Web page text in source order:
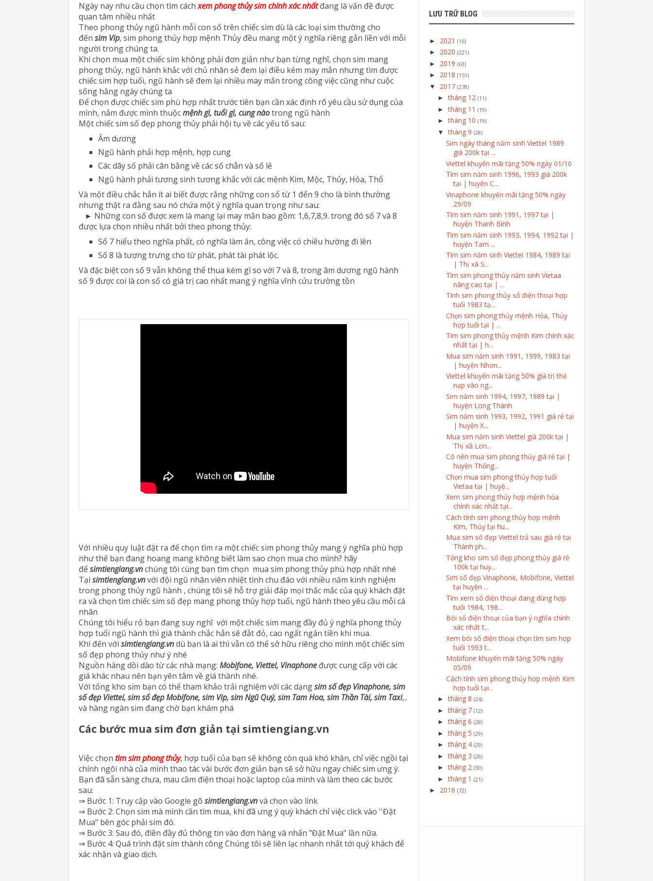
Ngày nay nhu cầu chọn tìm cáchxem phong thủy sim chính xác nhấtđang là vấn đề được
quan tâm nhiều nhất
Theo phong thủy ngũ hành mỗi con số trên chiếc sim dù là các loại sim thường cho
đến sim Vip, sim phong thủy hợp mệnh Thủy đều mang một ý nghĩa riêng gắn liền với mỗi
người trong chúng ta.
Khi chọn mua một chiếc sim không phải đơn giản như bạn từng nghĩ, chọn sim mang
phong thủy, ngũ hành khắc với chủ nhân sẻ đem lại điều kém may mắn nhưng tìm được
chiếc sim hợp tuổi, ngũ hành sẽ đem lại nhiều may mắn trong công việc cũng như cuộc
sống hằng ngày chúng ta
Để chọn được chiếc sim phù hợp nhất trước tiên bạn cần xác định rõ yêu cầu sử dụng của
mình, nắm được mình thuộcmệnh gì, tuổi gì, cung nàotrong ngũ hành
Một chiếc sim số đẹp phong thủy phải hội tụ về các yếu tố sau:
Âm dương
Ngũ hành phải hợp mệnh, hợp cung
Các dãy số phải cân bằng về các số chẵn và số lẻ
Ngũ hành phải tương sinh tương khắc với các mệnh Kim, Mộc, Thủy, Hỏa, Thổ
Và một điều chắc hẳn ít ai biết được rằng những con số từ 1 đến 9 cho là bình thường
nhưng thật ra đằng sau nó chứa một ý nghĩa quan trọng như sau:
► Những con số được xem là mang lại may mắn bao gồm: 1,6,7,8,9. trong đó số 7 và 8
được lựa chọn nhiều nhất bởi theo phong thủy:
Số 7 hiểu theo nghĩa phất, có nghĩa làm ăn, công việc có chiều hướng đi lên
Số 8 là tượng trưng cho từ phát, phát tài phát lộc.
Và đặc biệt con số 9 vẫn không thể thua kém gì so với 7 và 8, trong âm dương ngũ hành
số 9 được coi là con số có giá trị cao nhất mang ý nghĩa vĩnh cửu trường tồn
Với nhiều quy luật đặt ra để chọn tìm ra một chiếc sim phong thủy mang ý nghĩa phù hợp
như thế bạn đang hoang mang không biết làm sao chọn mua cho mình? hãy
đểsimtiengiang.vnchúng tôi cùng bạn tìm chọn mua sim phong thủy phù hợp nhất nhé
Tại simtiengiang.vnvới đội ngũ nhân viên nhiệt tình chu đáo với nhiều năm kinh nghiệm
trong phong thủy ngũ hành , chúng tôi sẽ hỗ trợ giải đáp mọi thắc mắc của quý khách đặt
ra và chọn tìm chiếc sim số đẹp mang phong thủy hợp tuổi, ngũ hành theo yêu cầu mỗi cá
nhân
Chúng tôi hiểu rỏ bạn đang suy nghĩ với một chiếc sim mang đầy đủ ý nghĩa phong thủy
hợp tuổi ngũ hành thì giá thành chắc hẳn sẽ đắt đỏ, cao ngất ngán tiền khi mua.
Khi đến với simtiengiang.vndù bạn là ai thì vẫn có thể sở hữu riêng cho mình một chiếc sim
số đẹp phong thủy như ý nhé
Nguồn hàng dồi dào từ các nhà mạng: Mobifone, Viettel, Vinaphone được cung cấp với các
giá khác nhau nên bạn yên tâm về giá thành nhé.
Với tổng kho sim bạn có thể tham khảo trải nghiệm với các dạngsim số đẹp Vinaphone, sim
số đẹp Viettel, sim số đẹp Mobifone, sim Vip, sim Ngũ Quý, sim Tam Hoa, sim Thần Tài, sim Taxi,..
và hàng ngàn sim đang chờ bạn khám phá
Các bước mua sim đơn giản tại simtiengiang.vn
Việc chọn tìm sim phong thủy, hợp tuổi của bạn sẽ không còn quá khó khăn, chỉ việc ngồi tại
chính ngôi nhà của mình thao tác vài bước đơn giản bạn sẽ sở hữu ngay chiếc sim ưng ý.
Bạn đã sẵn sàng chưa, mau cầm điện thoại hoặc laptop của mình và làm theo các bước
sau:
⇒ Bước 1: Truy cập vào Google gõ simtiengiang.vnvà chọn vào link
⇒ Bước 2: Chọn sim mà mình cần tìm mua, khi đã ưng ý quý khách chỉ việc click vào ''Đặt
Mua" bên góc phải sim đó.
⇒ Bước 3: Sau đó, điền đầy đủ thông tin vào đơn hàng và nhấn "Đặt Mua" lần nữa.
⇒ Bước 4: Quá trình đặt sim thành công Chúng tôi sẽ liên lạc nhanh nhất tới quý khách để
xác nhận và giao dịch.
LƯU TRỮ BLOG
► 2021 (16)
► 2020 (221)
► 2019 (63)
► 2018 (151)
▼ 2017 (278)
►tháng 12 (11)
►tháng 11 (19)
►tháng 10 (19)
▼tháng 9 (28)
Sim ngày tháng năm sinh Viettel 1989
giá 200k tại ...
Viettel khuyến mãi tặng 50% ngày 01/10
Tìm sim năm sinh 1996, 1993 giá 200k
tại | huyện C...
Vinaphone khuyến mãi tặng 50% ngày
29/09
Tìm sim năm sinh 1991, 1997 tại |
huyện Thanh Bình
Tìm sim năm sinh 1993, 1994, 1992 tại |
huyện Tam ...
Tìm sim năm sinh Viettel 1984, 1989 tại
| Thị xã S...
Tìm sim phong thủy năm sinh Vietaa
nâng cao tại | ...
Tính sim phong thủy số điện thoại hợp
tuổi 1983 tạ...
Chọn sim phong thủy mệnh Hỏa, Thủy
hợp tuổi tại | ...
Tìm sim phong thủy mệnh Kim chính xác
nhất tại | h...
Mua sim năm sinh 1991, 1999, 1983 tại
| huyện Nhơn...
Viettel khuyến mãi tặng 50% giá trị thẻ
nạp vào ng...
Sim năm sinh 1994, 1997, 1989 tại |
huyện Long Thành
Sim năm sinh 1993, 1992, 1991 giá rẻ tại
| huyện X...
Mua sim năm sinh Viettel giá 200k tại |
Thị xã Lon...
Có nên mua sim phong thủy giá rẻ tại |
huyện Thống...
Chọn mua sim phong thủy hợp tuổi
Vietaa tại | huyệ...
Xem sim phong thủy hợp mệnh hỏa
chính xác nhất tại...
Cách tính sim phong thủy hợp mệnh
Kim, Thủy tại hu...
Mua sim số đẹp Viettel trả sau giá rẻ tại
Thành ph...
Tổng kho sim số đẹp phong thủy giá rẻ
100k tại huy...
Sim số đẹp Vinaphone, Mobifone, Viettel
tại huyện ...
Tìm xem số điện thoại đang dùng hợp
tuổi 1984, 198...
Bói số điện thoại của bạn ý nghĩa chính
xác nhất t...
Xem bói số điện thoại chọn tìm sim hợp
tuổi 1993 t...
Mobifone khuyến mãi tặng 50% ngày
05/09
Cách tính sim phong thủy hợp mệnh Kim
hợp tuổi tại...
►tháng 8 (24)
►tháng 7 (12)
►tháng 6 (28)
►tháng 5 (29)
►tháng 4 (29)
►tháng 3 (28)
►tháng 2 (30)
►tháng 1 (21)
► 2016 (72)